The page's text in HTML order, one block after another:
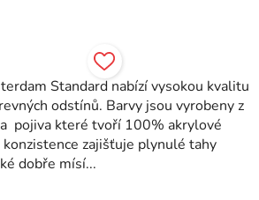
Standard nabízí vysokou kvalitu
odstínů. Barvy jsou vyrobeny z
pojiva které tvoří 100% akrylové
zajišťuje plynulé tahy
dobře mísí...